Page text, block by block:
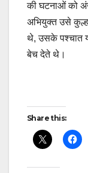
की घटनाओं को
अभियुक्त उसे
थे, उसके पश्चात
बेच देते थे।
Post
Share this: